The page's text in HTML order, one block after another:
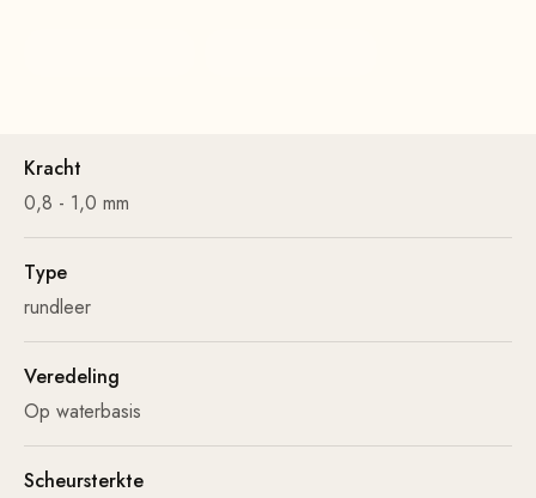
Kracht
0,8 - 1,0 mm
Type
rundleer
Veredeling
Op waterbasis
Scheursterkte